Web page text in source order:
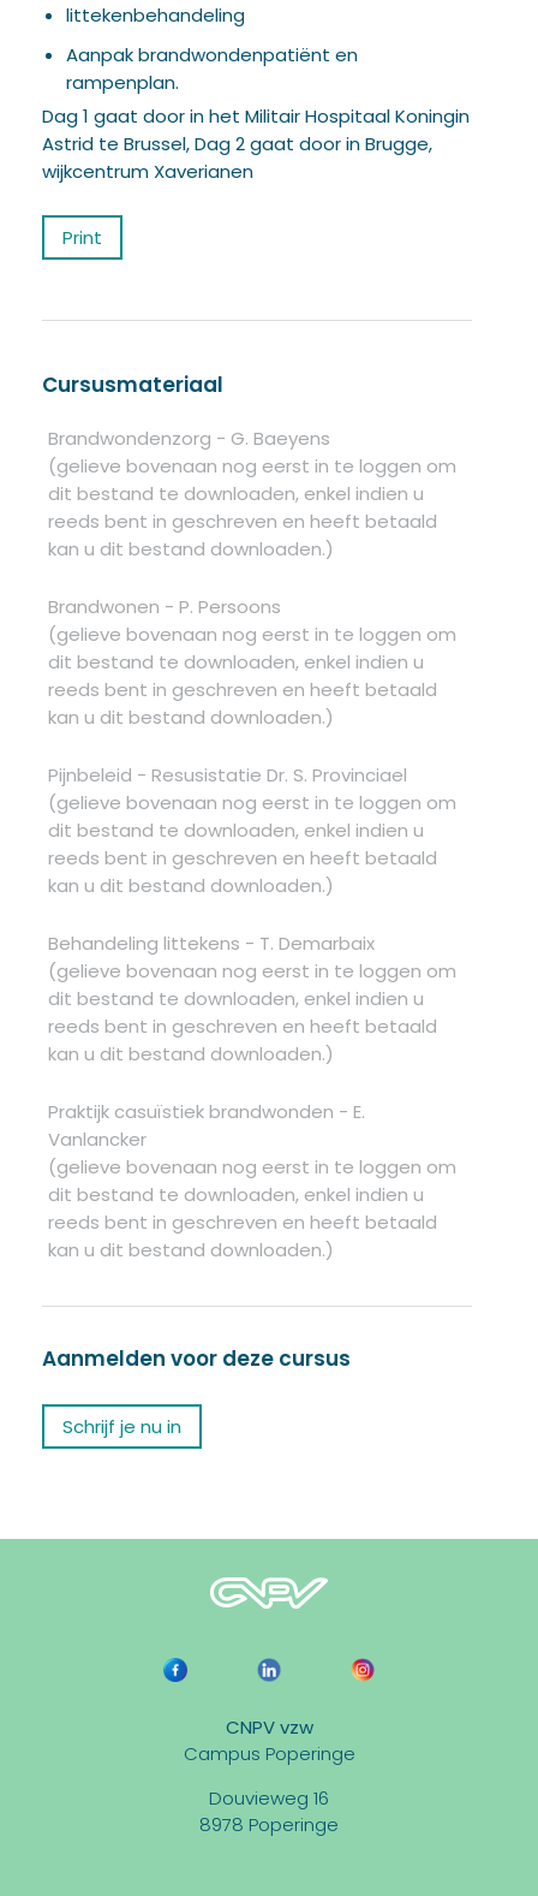
littekenbehandeling
Aanpak brandwondenpatiënt en
rampenplan.
Dag 1 gaat door in het Militair Hospitaal Koningin
Astrid te Brussel, Dag 2 gaat door in Brugge,
wijkcentrum Xaverianen
Print
Cursusmateriaal
Brandwondenzorg - G. Baeyens
(gelieve bovenaan nog eerst in te loggen om
dit bestand te downloaden, enkel indien u
reeds bent in geschreven en heeft betaald
kan u dit bestand downloaden.)
Brandwonen - P. Persoons
(gelieve bovenaan nog eerst in te loggen om
dit bestand te downloaden, enkel indien u
reeds bent in geschreven en heeft betaald
kan u dit bestand downloaden.)
Pijnbeleid - Resusistatie Dr. S. Provinciael
(gelieve bovenaan nog eerst in te loggen om
dit bestand te downloaden, enkel indien u
reeds bent in geschreven en heeft betaald
kan u dit bestand downloaden.)
Behandeling littekens - T. Demarbaix
(gelieve bovenaan nog eerst in te loggen om
dit bestand te downloaden, enkel indien u
reeds bent in geschreven en heeft betaald
kan u dit bestand downloaden.)
Praktijk casuïstiek brandwonden - E.
Vanlancker
(gelieve bovenaan nog eerst in te loggen om
dit bestand te downloaden, enkel indien u
reeds bent in geschreven en heeft betaald
kan u dit bestand downloaden.)
Aanmelden voor deze cursus
Schrijf je nu in
CNPV vzw
Campus Poperinge
Douvieweg 16
8978 Poperinge